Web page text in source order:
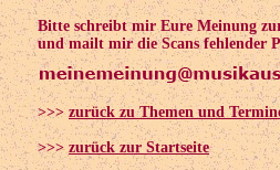
Bitte schreibt mir Eure Meinung
und mailt mir die Scans fehlender
>>> zurück zu Themen und
>>> zurück zur Startseite